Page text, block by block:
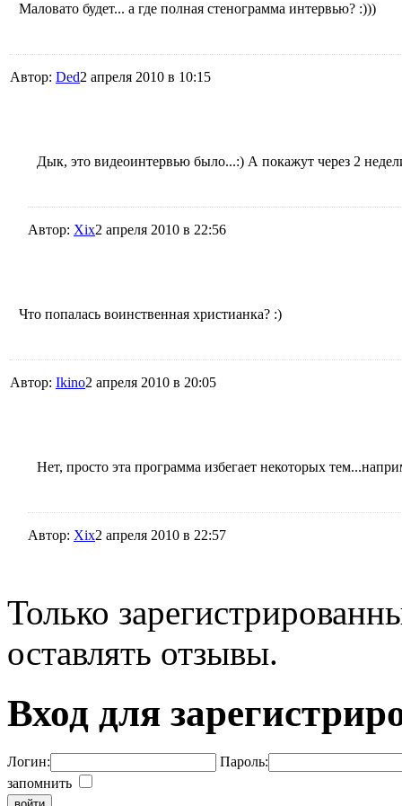
Маловато будет... а где полная стенограмма интервью? :)))
Автор: Ded2 апреля 2010 в 10:15
Дык, это видеоинтервью было...:) А покажут через 2
Автор: Xix2 апреля 2010 в 22:56
Что попалась воинственная христианка? :)
Автор: Ikino2 апреля 2010 в 20:05
Нет, просто эта программа избегает некоторых
Автор: Xix2 апреля 2010 в 22:57
Только
оставлять отзывы.
Вход для
Логин:
Пароль:
запомнить